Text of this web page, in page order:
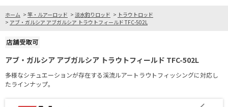
ホーム > 竿・ルアーロッド > 淡水釣りロッド > トラウトロッド
> アブ・ガルシア アブガルシア トラウトフィールド TFC-502L
アブ・ガルシア アブガルシア トラウトフィールド TFC-502L
多様なシチュエーションが存在する渓流ルアートラウトフィッシングに対応し
たラインナップ。